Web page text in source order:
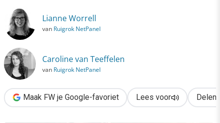
Lianne Worrell
van Ruigrok NetPanel
Caroline van Teeffelen
van Ruigrok NetPanel
Maak FW je Google-favoriet Lees voor Delen